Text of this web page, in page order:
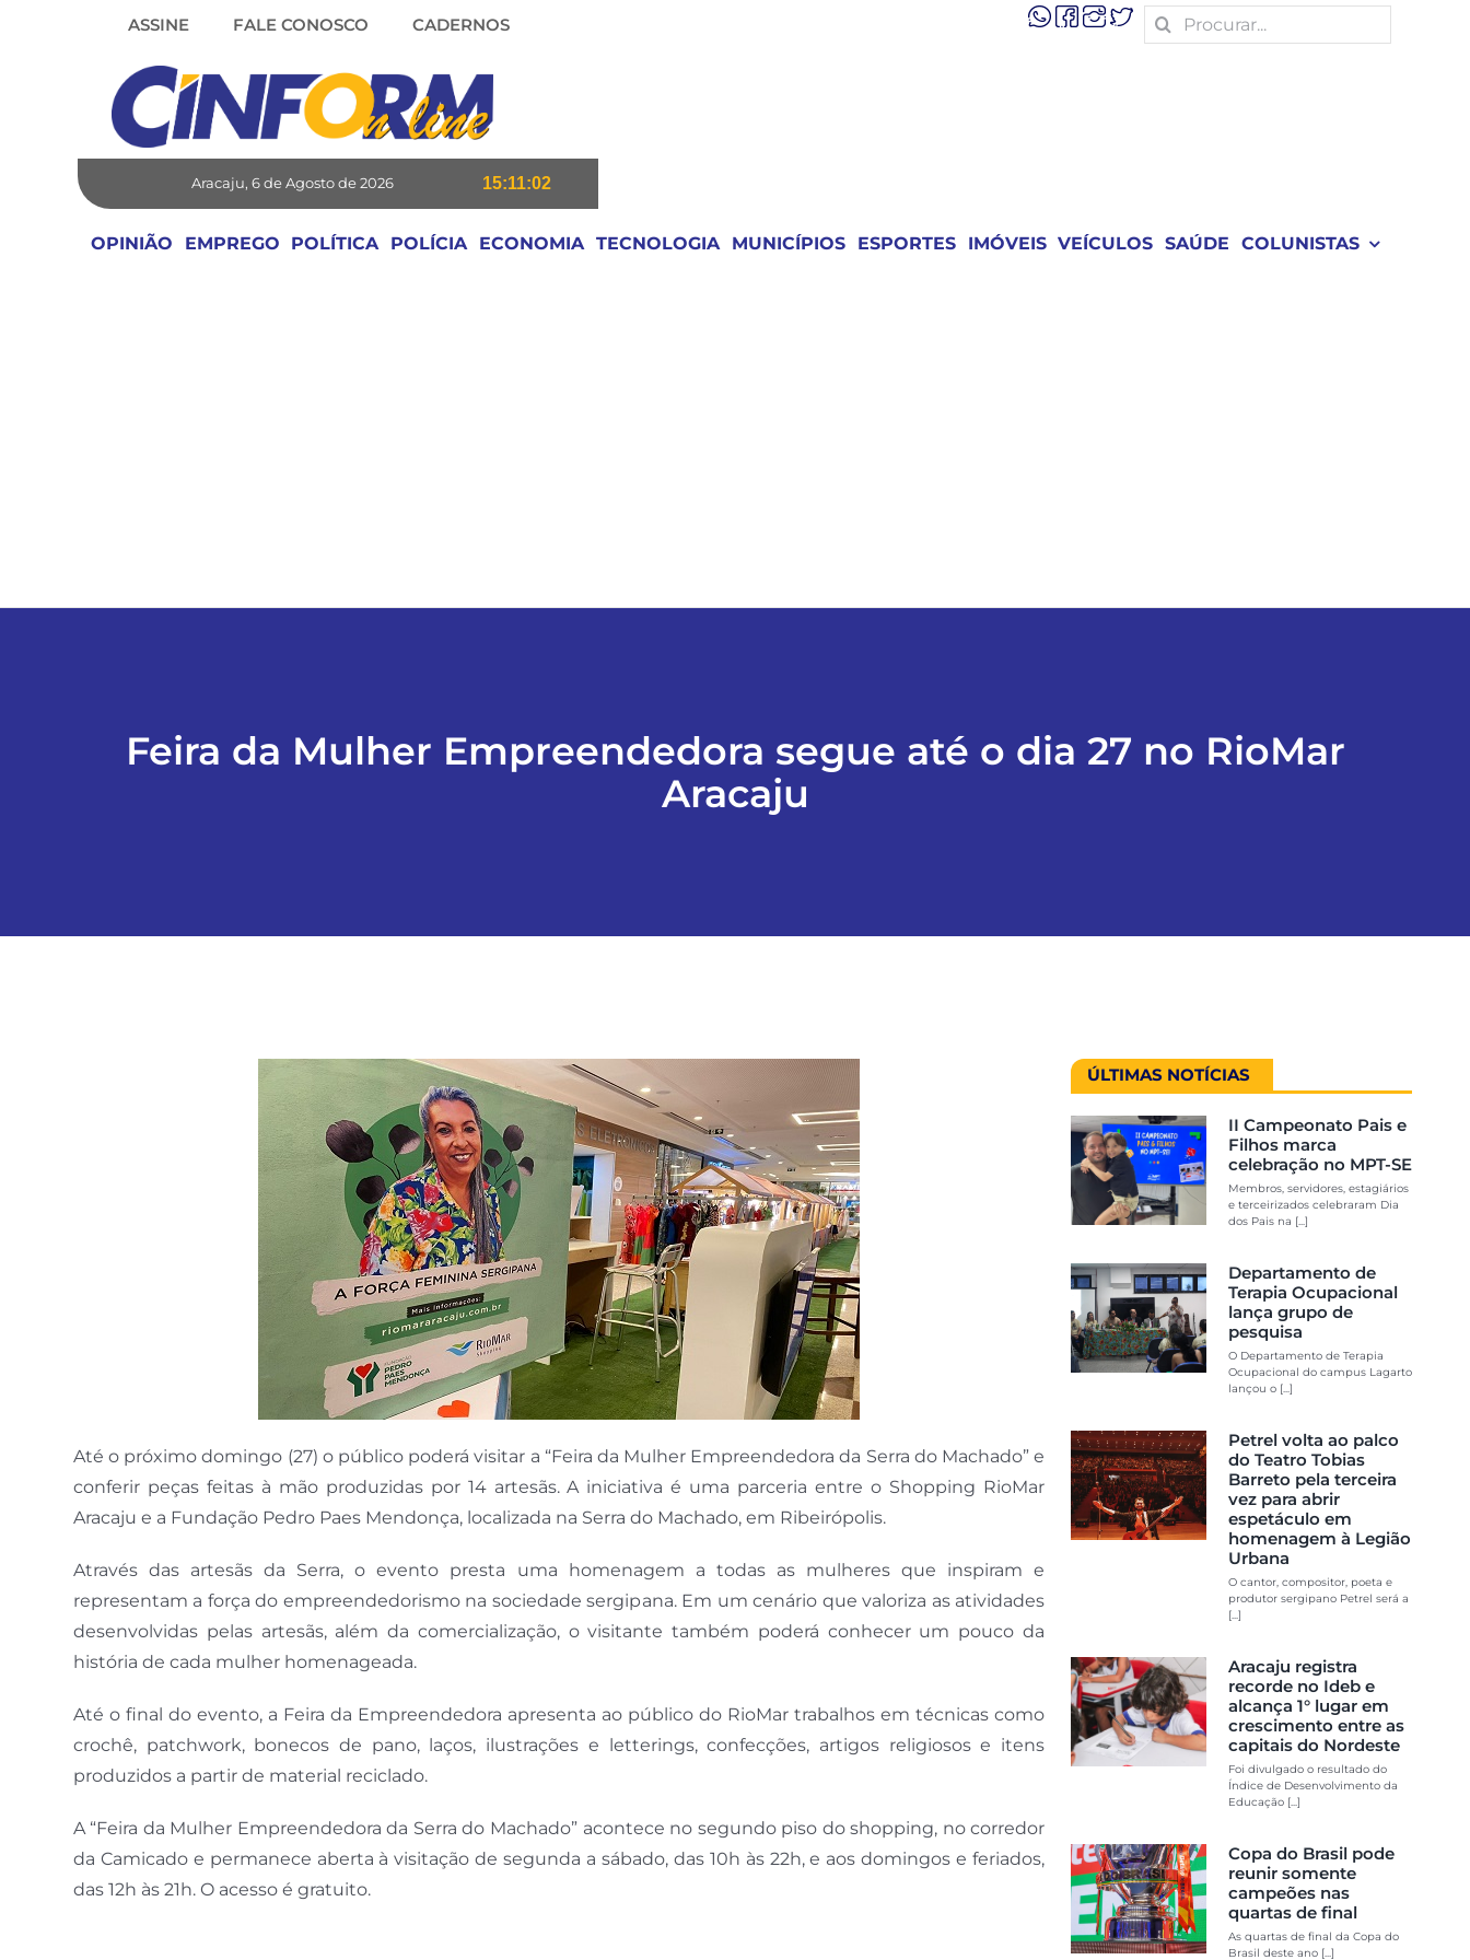
ASSINE FALE CONOSCO CADERNOS
Search
for:
Aracaju, 6 de Agosto de 2026 15:11:02
OPINIÃO EMPREGO POLÍTICA POLÍCIA ECONOMIA TECNOLOGIA MUNICÍPIOS ESPORTES IMÓVEIS VEÍCULOS SAÚDE COLUNISTAS
Feira da Mulher Empreendedora segue até o dia 27 no RioMar
Aracaju
Até o próximo domingo (27) o público poderá visitar a “Feira da Mulher Empreendedora da Serra do Machado” e
conferir peças feitas à mão produzidas por 14 artesãs. A iniciativa é uma parceria entre o Shopping RioMar
Aracaju e a Fundação Pedro Paes Mendonça, localizada na Serra do Machado, em Ribeirópolis.
Através das artesãs da Serra, o evento presta uma homenagem a todas as mulheres que inspiram e
representam a força do empreendedorismo na sociedade sergipana. Em um cenário que valoriza as atividades
desenvolvidas pelas artesãs, além da comercialização, o visitante também poderá conhecer um pouco da
história de cada mulher homenageada.
Até o final do evento, a Feira da Empreendedora apresenta ao público do RioMar trabalhos em técnicas como
crochê, patchwork, bonecos de pano, laços, ilustrações e letterings, confecções, artigos religiosos e itens
produzidos a partir de material reciclado.
A “Feira da Mulher Empreendedora da Serra do Machado” acontece no segundo piso do shopping, no corredor
da Camicado e permanece aberta à visitação de segunda a sábado, das 10h às 22h, e aos domingos e feriados,
das 12h às 21h. O acesso é gratuito.
ÚLTIMAS NOTÍCIAS
II Campeonato Pais e
Filhos marca
celebração no MPT-SE
Membros, servidores, estagiários
e terceirizados celebraram Dia
dos Pais na [...]
Departamento de
Terapia Ocupacional
lança grupo de
pesquisa
O Departamento de Terapia
Ocupacional do campus Lagarto
lançou o [...]
Petrel volta ao palco
do Teatro Tobias
Barreto pela terceira
vez para abrir
espetáculo em
homenagem à Legião
Urbana
O cantor, compositor, poeta e
produtor sergipano Petrel será a
[...]
Aracaju registra
recorde no Ideb e
alcança 1° lugar em
crescimento entre as
capitais do Nordeste
Foi divulgado o resultado do
Índice de Desenvolvimento da
Educação [...]
Copa do Brasil pode
reunir somente
campeões nas
quartas de final
As quartas de final da Copa do
Brasil deste ano [...]